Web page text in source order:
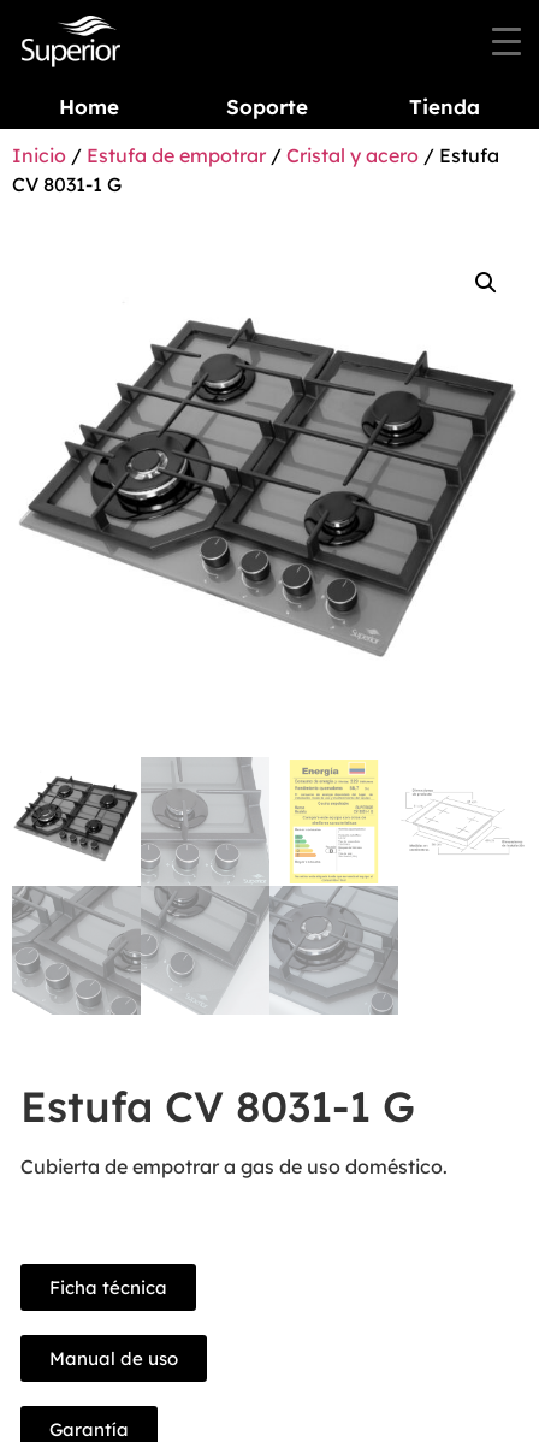
Home Soporte Tienda
Inicio / Estufa de empotrar / Cristal y acero / Estufa
CV 8031-1 G
Estufa CV 8031-1 G
Cubierta de empotrar a gas de uso doméstico.
Ficha técnica
Manual de uso
Garantía